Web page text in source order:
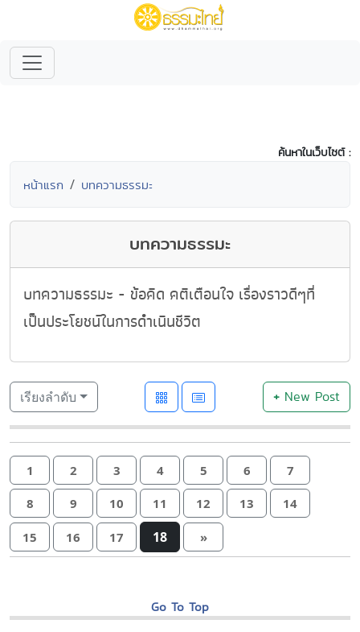
ค้นหาในเว็บไซต์ :
หน้าแรก บทความธรรมะ
บทความธรรมะ
บทความธรรมะ - ข้อคิด คติเตือนใจ เรื่องราวดีๆที่
เป็นประโยชน์ในการดำเนินชีวิต
เรียงลำดับ +New Post
1 2 3 4 5 6 7
8 9 10 11 12 13 14
15 16 17 18 »
Go To Top